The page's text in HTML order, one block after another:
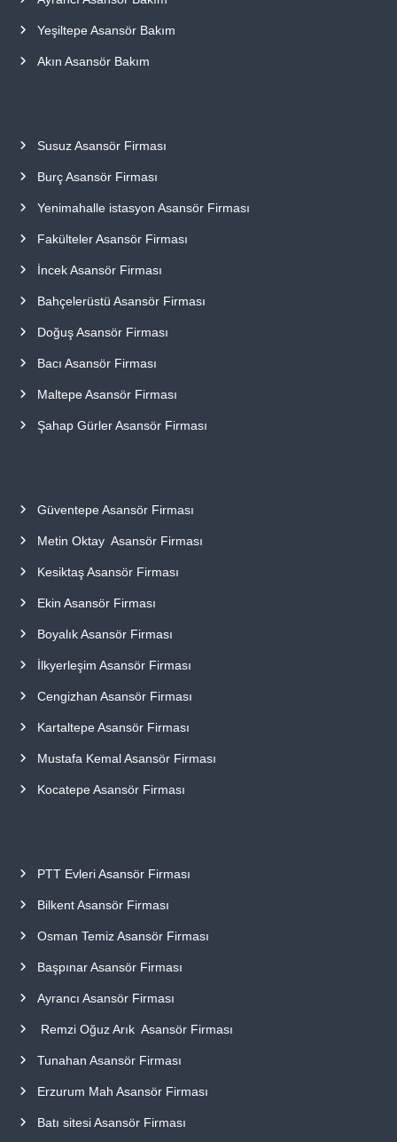
Yeşiltepe Asansör Bakım
Akın Asansör Bakım
Susuz Asansör Firması
Burç Asansör Firması
Yenimahalle istasyon Asansör Firması
Fakülteler Asansör Firması
İncek Asansör Firması
Bahçelerüstü Asansör Firması
Doğuş Asansör Firması
Bacı Asansör Firması
Maltepe Asansör Firması
Şahap Gürler Asansör Firması
Güventepe Asansör Firması
Metin Oktay Asansör Firması
Kesiktaş Asansör Firması
Ekin Asansör Firması
Boyalık Asansör Firması
İlkyerleşim Asansör Firması
Cengizhan Asansör Firması
Kartaltepe Asansör Firması
Mustafa Kemal Asansör Firması
Kocatepe Asansör Firması
PTT Evleri Asansör Firması
Bilkent Asansör Firması
Osman Temiz Asansör Firması
Başpınar Asansör Firması
Ayrancı Asansör Firması
Remzi Oğuz Arık Asansör Firması
Tunahan Asansör Firması
Erzurum Mah Asansör Firması
Batı sitesi Asansör Firması